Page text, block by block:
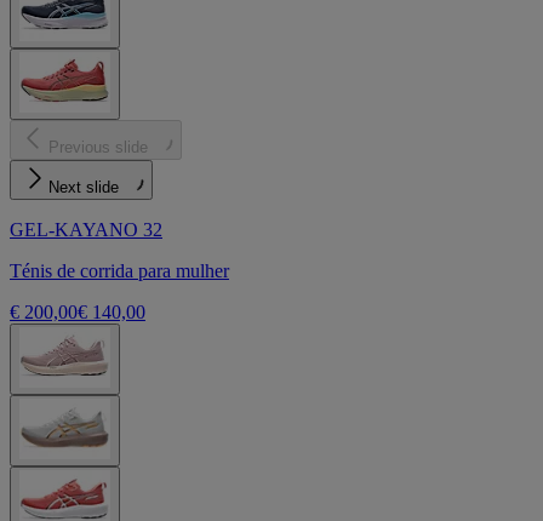
Previous slide
Next slide
GEL-KAYANO 32
Ténis de corrida para mulher
€ 200,00€ 140,00